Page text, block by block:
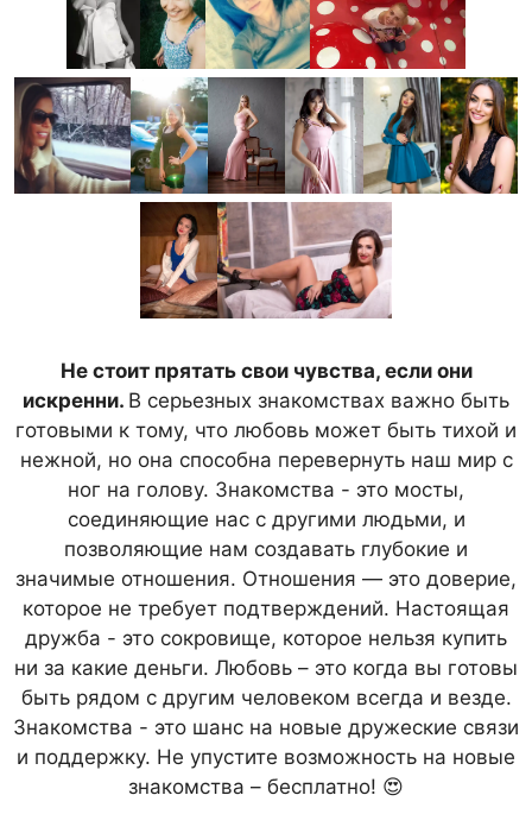
Не стоит прятать свои чувства, если они
искренни. В серьезных знакомствах важно быть
готовыми к тому, что любовь может быть тихой и
нежной, но она способна перевернуть наш мир с
ног на голову. Знакомства - это мосты,
соединяющие нас с другими людьми, и
позволяющие нам создавать глубокие и
значимые отношения. Отношения — это доверие,
которое не требует подтверждений. Настоящая
дружба - это сокровище, которое нельзя купить
ни за какие деньги. Любовь – это когда вы готовы
быть рядом с другим человеком всегда и везде.
Знакомства - это шанс на новые дружеские связи
и поддержку. Не упустите возможность на новые
знакомства – бесплатно! 😍